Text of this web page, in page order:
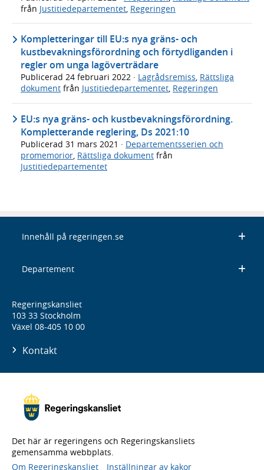
från Justitiedepartementet Regeringen
Kompletteringar till EU:s nya gräns- och
kustbevakningsförordning och förtydliganden i
regler om unga lagöverträdare
Publicerad 24 februari 2022 · Lagrådsremiss, Rättsliga
dokument från Justitiedepartementet, Regeringen
EU:s nya gräns- och kustbevakningsförordning.
Kompletterande reglering, Ds 2021:10
Publicerad 31 mars 2021 · Departementsserien och
promemorior, Rättsliga dokument från
Justitiedepartementet
Innehåll på regeringen.se
Departement
Regeringskansliet
103 33 Stockholm
Växel 08-405 10 00
Kontakt
Det här är regeringens och Regeringskansliets
gemensamma webbplats.
Om Regeringskansliet
Inställningar av kakor